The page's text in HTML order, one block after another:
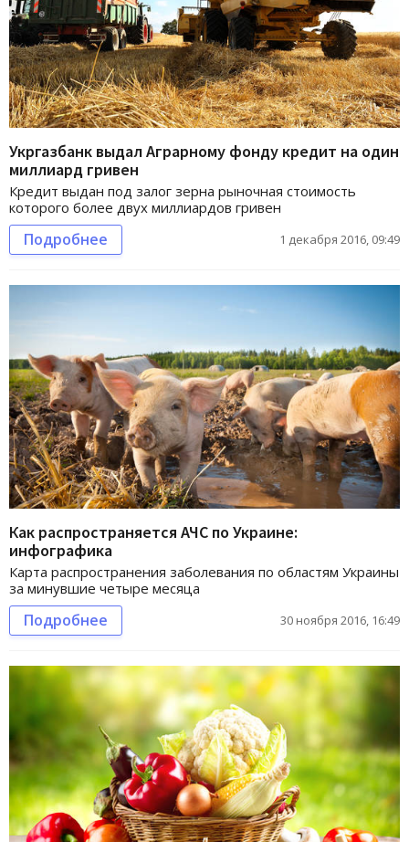
Укргазбанк выдал Аграрному фонду кредит на один
миллиард гривен
Кредит выдан под залог зерна рыночная стоимость
которого более двух миллиардов гривен
Подробнее 1 декабря 2016, 09:49
Как распространяется АЧС по Украине:
инфографика
Карта распространения заболевания по областям Украины
за минувшие четыре месяца
Подробнее 30 ноября 2016, 16:49